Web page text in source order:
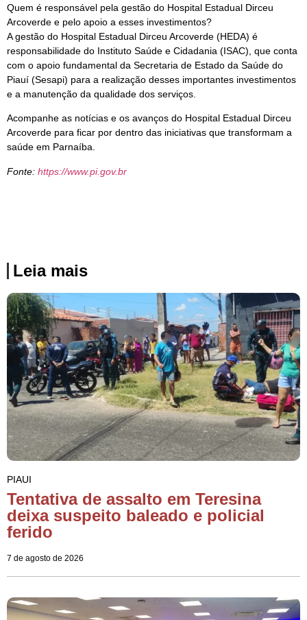
Quem é responsável pela gestão do Hospital Estadual Dirceu
Arcoverde e pelo apoio a esses investimentos?
A gestão do Hospital Estadual Dirceu Arcoverde (HEDA) é
responsabilidade do Instituto Saúde e Cidadania (ISAC), que conta
com o apoio fundamental da Secretaria de Estado da Saúde do
Piauí (Sesapi) para a realização desses importantes investimentos
e a manutenção da qualidade dos serviços.
Acompanhe as notícias e os avanços do Hospital Estadual Dirceu
Arcoverde para ficar por dentro das iniciativas que transformam a
saúde em Parnaíba.
Fonte: https://www.pi.gov.br
Leia mais
PIAUI
Tentativa de assalto em Teresina
deixa suspeito baleado e policial
ferido
7 de agosto de 2026